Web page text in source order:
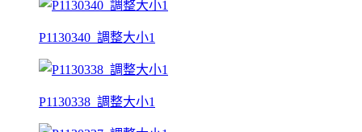
P1130340_調整大小1
P1130338_調整大小1